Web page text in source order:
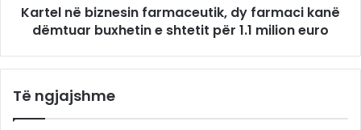
Kartel në biznesin farmaceutik, dy farmaci kanë
dëmtuar buxhetin e shtetit për 1.1 milion euro
Të ngjajshme